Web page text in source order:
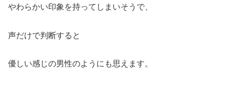
やわらかい印象を持ってしまいそうで、
声だけで判断すると
優しい感じの男性のようにも思えます。